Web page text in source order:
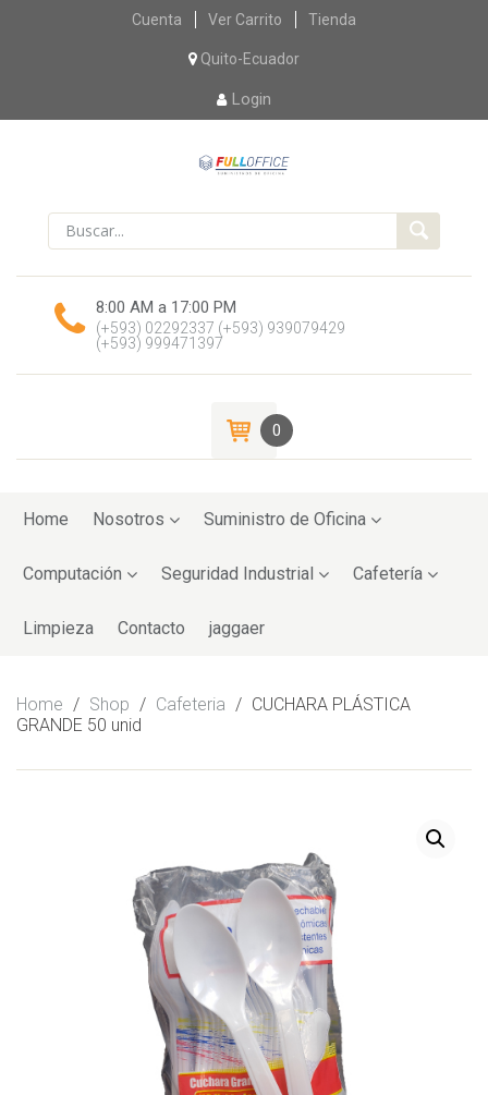
Skip
content
Cuenta Ver Carrito Tienda
Quito-Ecuador
Login
8:00 AM a 17:00 PM
(+593) 02292337 (+593) 939079429
(+593) 999471397
0
toHome Nosotros Suministro de Oficina
Computación Seguridad Industrial Cafetería
Limpieza Contacto jaggaer
Home / Shop / Cafeteria / CUCHARA PLÁSTICA
GRANDE 50 unid